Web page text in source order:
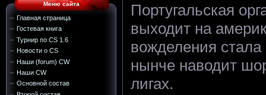
Меню сайта
Главная страница
Гостевая книга
Турнир по CS 1.6
Новости о CS
Наши (forum) CW
Наши CW
Основной состав
Португальская
выходит на
вожделения
нынче наводит
лигах.